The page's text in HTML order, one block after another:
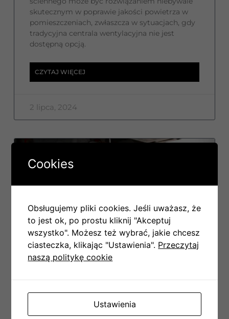
skutecznym w poprawie jakości powietrza w
pomieszczeniach, zwłaszcza w sytuacjach, gdy
tradycyjna centrala wentylacyjna nie jest
dostępną opcją.
CZYTAJ WIĘCEJ
2 lipca, 2024
4 zasady skutecznego
montażu rekuperacji!
Rozważasz montaż rekuperacji w swoim
domu? Wybór tego systemu wentylacyjnego
Cookies
Obsługujemy pliki cookies. Jeśli uważasz, że
to jest ok, po prostu kliknij "Akceptuj
wszystko". Możesz też wybrać, jakie chcesz
ciasteczka, klikając "Ustawienia". Przeczytaj
naszą politykę cookie
Ustawienia